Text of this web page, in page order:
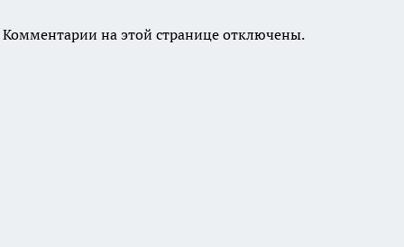
Комментарии на этой странице отключены.